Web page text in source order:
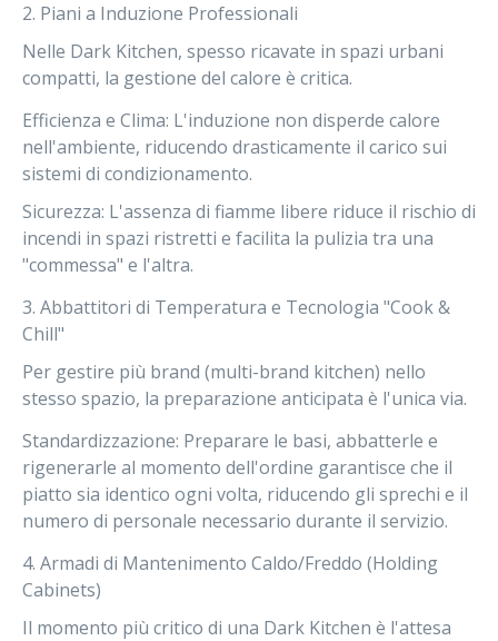
2. Piani a Induzione Professionali
Nelle Dark Kitchen, spesso ricavate in spazi urbani
compatti, la gestione del calore è critica.
Efficienza e Clima: L'induzione non disperde calore
nell'ambiente, riducendo drasticamente il carico sui
sistemi di condizionamento.
Sicurezza: L'assenza di fiamme libere riduce il rischio di
incendi in spazi ristretti e facilita la pulizia tra una
"commessa" e l'altra.
3. Abbattitori di Temperatura e Tecnologia "Cook &
Chill"
Per gestire più brand (multi-brand kitchen) nello
stesso spazio, la preparazione anticipata è l'unica via.
Standardizzazione: Preparare le basi, abbatterle e
rigenerarle al momento dell'ordine garantisce che il
piatto sia identico ogni volta, riducendo gli sprechi e il
numero di personale necessario durante il servizio.
4. Armadi di Mantenimento Caldo/Freddo (Holding
Cabinets)
Il momento più critico di una Dark Kitchen è l'attesa